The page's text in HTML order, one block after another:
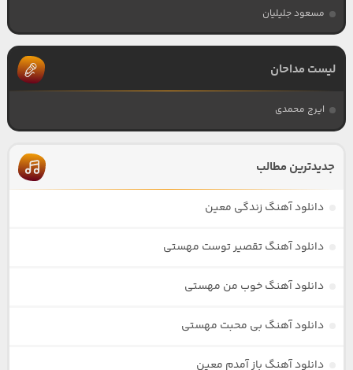
مسعود جلیلیان
لیست مداحان
ایرج محمدی
جدیدترین مطالب
دانلود آهنگ زندگی معین
دانلود آهنگ تقصیر توست مهستی
دانلود آهنگ خوب من مهستی
دانلود آهنگ بی محبت مهستی
دانلود آهنگ باز آمدم معین